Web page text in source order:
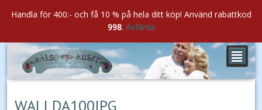
²
WALLDA100JPG
Handla för 400:- och få 10 % på hela ditt köp! Använd rabattkod
998. Avfärda